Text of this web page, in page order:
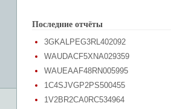
Последние отчёты
3GKALPEG3RL402092
WAUDACF5XNA029359
WAUEAAF48RN005995
1C4SJVGP2PS500455
1V2BR2CA0RC534964